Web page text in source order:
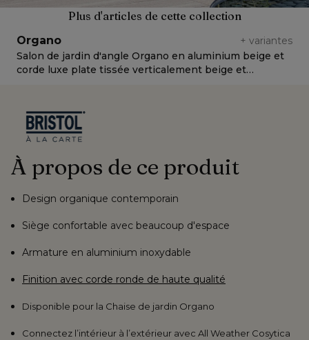
Plus d'articles de cette collection
Organo + variantes
Salon de jardin d'angle Organo en aluminium beige et
corde luxe plate tissée verticalement beige et
À propos de ce produit
Design organique contemporain
Siège confortable avec beaucoup d'espace
Armature en aluminium inoxydable
Finition avec corde ronde de haute qualité
Disponible pour la Chaise de jardin Organo
Connectez l’intérieur à l’extérieur avec All Weather Cosytica